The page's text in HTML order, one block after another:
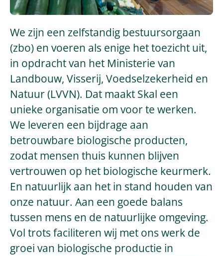
We zijn een zelfstandig bestuursorgaan
(zbo) en voeren als enige het toezicht uit,
in opdracht van het Ministerie van
Landbouw, Visserij, Voedselzekerheid en
Natuur (LVVN). Dat maakt Skal een
unieke organisatie om voor te werken.
We leveren een bijdrage aan
betrouwbare biologische producten,
zodat mensen thuis kunnen blijven
vertrouwen op het biologische keurmerk.
En natuurlijk aan het in stand houden van
onze natuur. Aan een goede balans
tussen mens en de natuurlijke omgeving.
Vol trots faciliteren wij met ons werk de
groei van biologische productie in